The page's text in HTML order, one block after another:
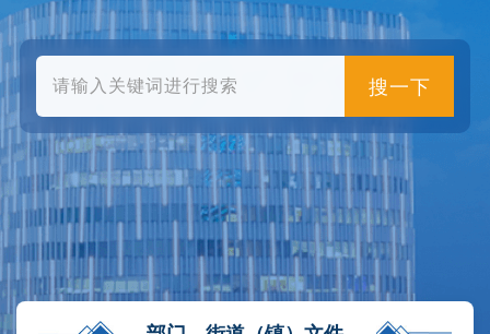
航
区
跳
转
主
要
容
区
搜一下